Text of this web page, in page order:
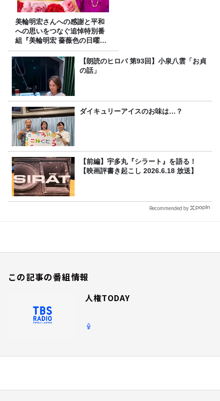
美輪明宏さんへの感謝と平和
への思いをつなぐ追悼特別番
組『美輪明宏 薔薇色の日曜日
～ごきげんよう、ルンルン
～』8/9（日）16時放送【朗読のヒロバ 第93回】小泉八雲「お貞
の話」
ダイキュリーアイスのお味は…？
【前編】宇多丸『シラート』を語る！
【映画評書き起こし 2026.6.18 放送】
Recommended by
この記事の番組情報
人権TODAY